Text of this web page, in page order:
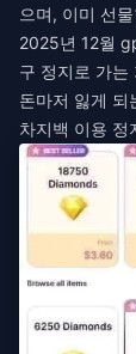
으며, 이미 선
2025년 12월
구 정지로 가는
돈마저 잃게 되
차지백 이용 정